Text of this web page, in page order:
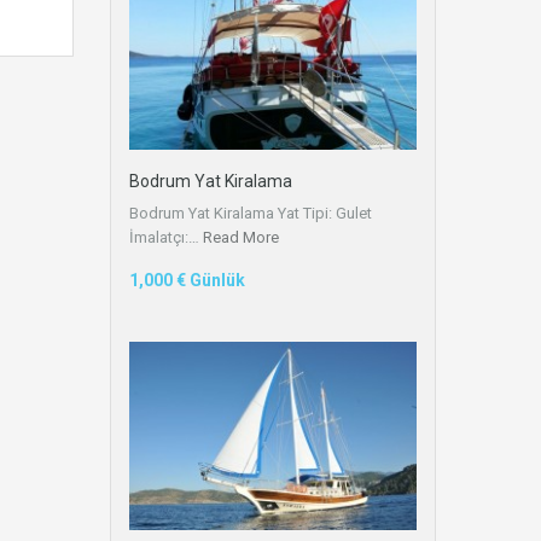
Bodrum Yat Kiralama
Bodrum Yat Kiralama Yat Tipi: Gulet
İmalatçı:… Read More
1,000 € Günlük